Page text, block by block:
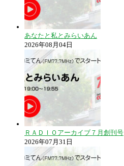
あなたと私とみらいあん
2026年08月04日
ＲＡＤＩＯアーカイブ７月創刊号
2026年07月31日